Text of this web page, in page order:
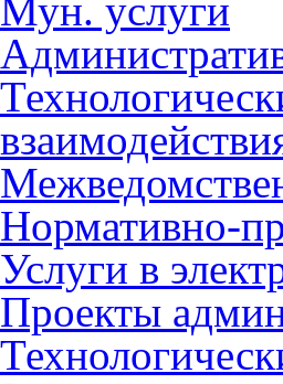
Мун. услуги
Нормативно-
Услуги в
Проекты